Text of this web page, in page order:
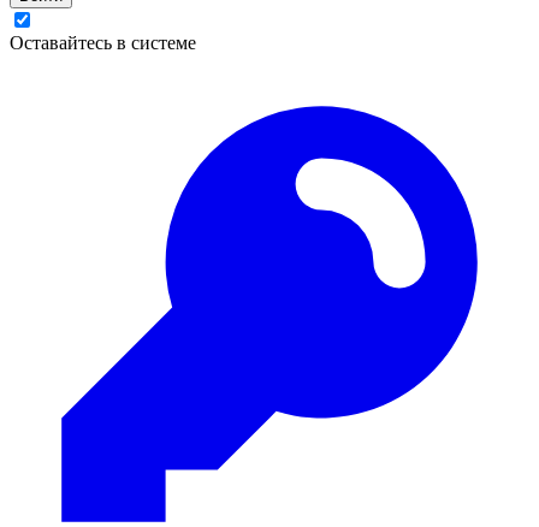
Оставайтесь в системе